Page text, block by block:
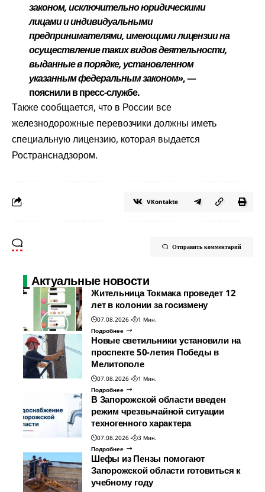
законом, исключительно юридическими
лицами и индивидуальными
предпринимателями, имеющими лицензии на
осуществление таких видов деятельности,
выданные в порядке, установленном
указанным федеральным законом», —
пояснили в пресс-службе.
Также сообщается, что в России все
железнодорожные перевозчики должны иметь
специальную лицензию, которая выдается
Ространснадзором.
VKontakte
Отправить комментарий
Актуальные новости
Жительница Токмака проведет 12
лет в колонии за госизмену
07.08.2026
1 Мин.
Подробнее
Новые светильники установили на
проспекте 50-летия Победы в
Мелитополе
07.08.2026
1 Мин.
Подробнее
В Запорожской области введен
режим чрезвычайной ситуации
техногенного характера
07.08.2026
3 Мин.
Подробнее
Шефы из Пензы помогают
Запорожской области готовиться к
учебному году